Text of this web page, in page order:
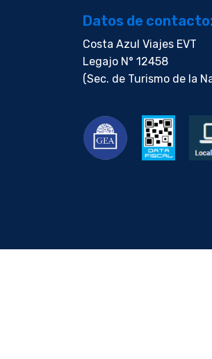
Datos de contacto:
Costa Azul Viajes EVT
Legajo N° 12458
(Sec. de Turismo de la